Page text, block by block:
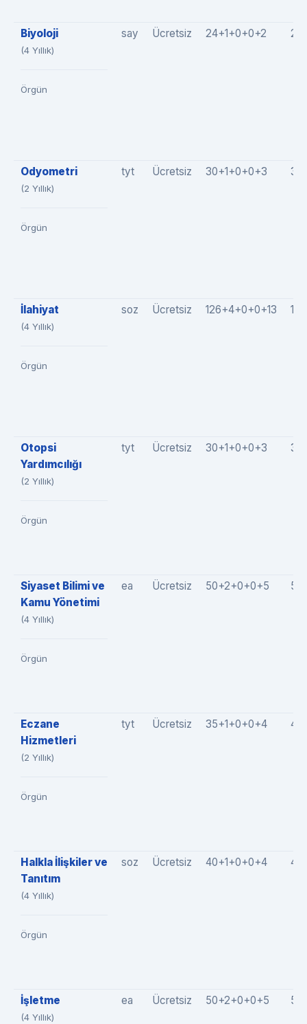
Biyoloji
(4 Yıllık)
Örgün
say Ücretsiz 24+1+0+0+2
Odyometri
(2 Yıllık)
Örgün
tyt Ücretsiz 30+1+0+0+3
İlahiyat
(4 Yıllık)
Örgün
soz Ücretsiz 126+4+0+0+13
Otopsi
Yardımcılığı
(2 Yıllık)
Örgün
tyt Ücretsiz 30+1+0+0+3
Siyaset Bilimi ve
Kamu Yönetimi
(4 Yıllık)
Örgün
ea Ücretsiz 50+2+0+0+5
Eczane
Hizmetleri
(2 Yıllık)
Örgün
tyt Ücretsiz 35+1+0+0+4
Halkla İlişkiler ve
Tanıtım
(4 Yıllık)
Örgün
soz Ücretsiz 40+1+0+0+4
İşletme
(4 Yıllık)
ea Ücretsiz 50+2+0+0+5